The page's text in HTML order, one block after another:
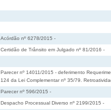
Acórdão nº 6278/2015 -
Certidão de Trânsito em Julgado nº 81/2016 -
Parecer nº 14011/2015 - deferimento
124 da Lei Complementar nº 35/79.
Parecer nº 596/2015 -
Despacho Processual Diverso nº 2199/2015 -